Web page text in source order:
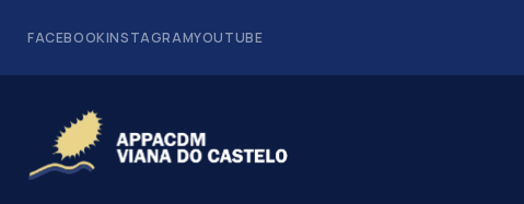
FACEBOOKINSTAGRAMYOUTUBE